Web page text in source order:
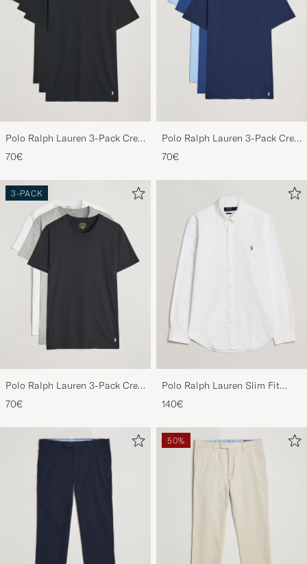
Polo Ralph Lauren 3-Pack Crew
Neck T-Shirt Black
70€
Polo Ralph Lauren 3-Pack Crew
Neck T-Shirt Navy/Light
Navy/Elite Blue
70€
3-PACK
Polo Ralph Lauren 3-Pack Crew
Neck T-Shirt
White/Black/Andover Heather
70€
Polo Ralph Lauren Slim Fit
Shirt Oxford White
140€
50%